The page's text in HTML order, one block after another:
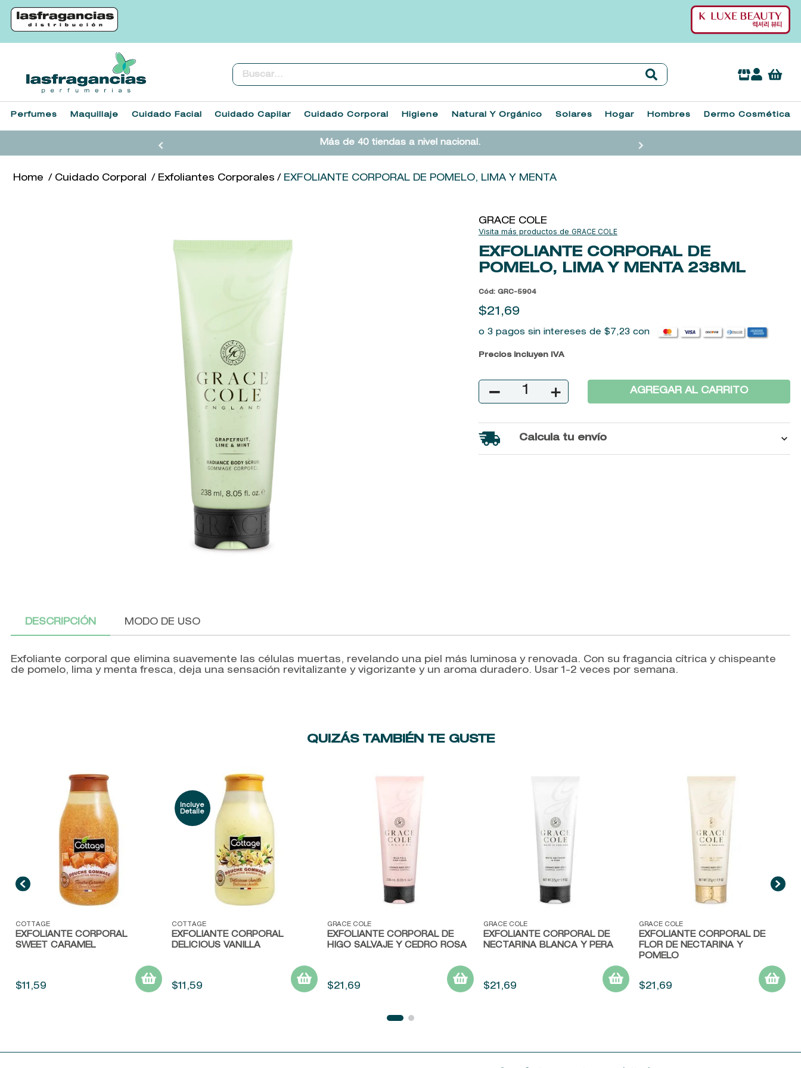
Buscar...
Perfumes Maquillaje Cuidado Facial Cuidado Capilar Cuidado Corporal Higiene Natural Y Orgánico Solares Hogar Hombres Dermo Cosmética
Más de 40 tiendas a nivel nacional.
Cuidado Corporal Exfoliantes Corporales EXFOLIANTE CORPORAL DE POMELO, LIMA Y MENTA
GRACE COLE
GRACE COLE
EXFOLIANTE CORPORAL DE
POMELO, LIMA Y MENTA 238ML
Cód : GRC-5904
$21 ,69
o 3 pagos sin intereses de $ 7 ,23con
Precios incluyen IVA
＋
－ AGREGAR AL CARRITO
Calcula tu envío
DESCRIPCIÓN MODO DE USO
Exfoliante corporal que elimina suavemente las células muertas, revelando una piel más luminosa y renovada. Con su fragancia cítrica y chispeante
de pomelo, lima y menta fresca, deja una sensación revitalizante y vigorizante y un aroma duradero. Usar 1-2 veces por semana.
QUIZÁS TAMBIÉN TE GUSTE
Vista rápida
COTTAGE
EXFOLIANTE CORPORAL
SWEET CARAMEL
$11 ,59
Vista rápida
COTTAGE
EXFOLIANTE CORPORAL
DELICIOUS VANILLA
$11 ,59
Vista rápida
GRACE COLE
EXFOLIANTE CORPORAL DE
HIGO SALVAJE Y CEDRO ROSA
$21 ,69
Vista rápida
GRACE COLE
EXFOLIANTE CORPORAL DE
NECTARINA BLANCA Y PERA
$21 ,69
Vista rápida
GRACE COLE
EXFOLIANTE CORPORAL DE
FLOR DE NECTARINA Y
POMELO
$21 ,69
1.
heathcote
sol ipanema
3.
flowerbomb
4 .
cleanance
7.
8
10